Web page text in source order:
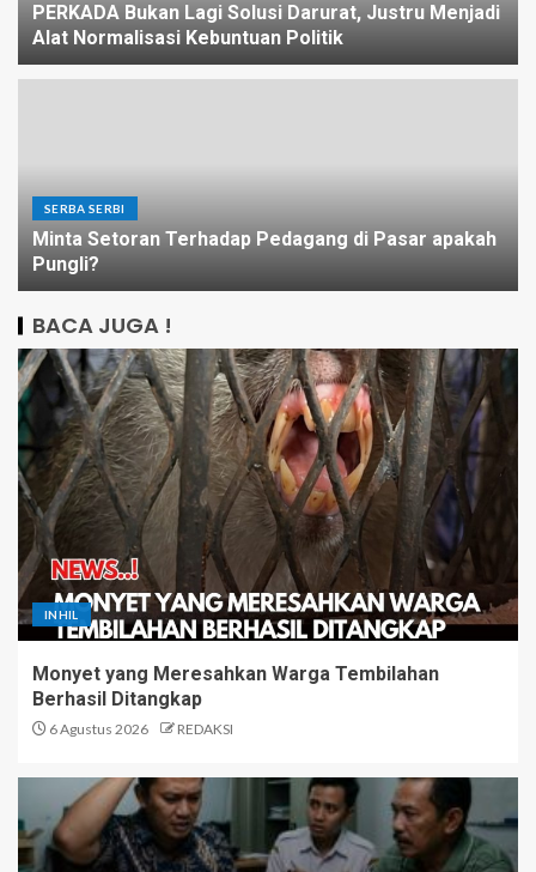
PERKADA Bukan Lagi Solusi Darurat, Justru Menjadi
Alat Normalisasi Kebuntuan Politik
SERBA SERBI
Minta Setoran Terhadap Pedagang di Pasar apakah
Pungli?
BACA JUGA !
INHIL
Monyet yang Meresahkan Warga Tembilahan
Berhasil Ditangkap
6 Agustus 2026 REDAKSI